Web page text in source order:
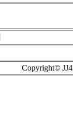
Copyright©